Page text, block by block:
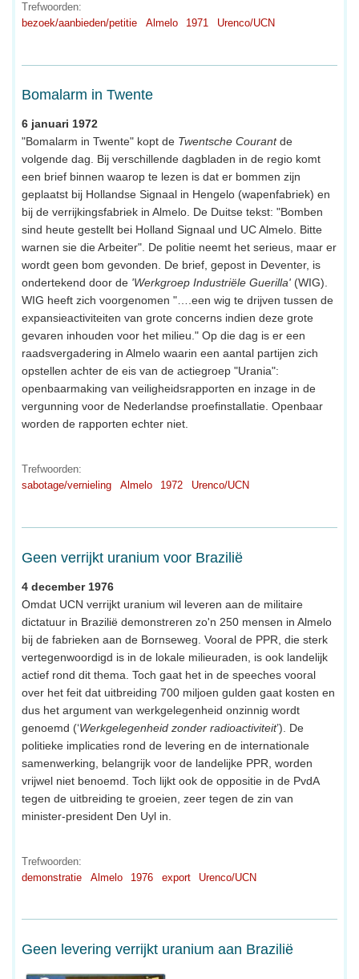
Trefwoorden:
bezoek/aanbieden/petitie
Almelo 1971 Urenco/UCN
Bomalarm in Twente
6 januari 1972
"Bomalarm in Twente" kopt de Twentsche Courantde
volgende dag. Bij verschillende dagbladen in de regio komt
een brief binnen waarop te lezen is dat er bommen zijn
geplaatst bij Hollandse Signaal in Hengelo (wapenfabriek) en
bij de verrijkingsfabriek in Almelo. De Duitse tekst: "Bomben
sind heute gestellt bei Holland Signaal und UC Almelo. Bitte
warnen sie die Arbeiter". De politie neemt het serieus, maar er
wordt geen bom gevonden. De brief, gepost in Deventer, is
ondertekend door de 'Werkgroep Industriële Guerilla' (WIG).
WIG heeft zich voorgenomen "….een wig te drijven tussen de
expansieactiviteiten van grote concerns indien deze grote
gevaren inhouden voor het milieu." Op die dag is er een
raadsvergadering in Almelo waarin een aantal partijen zich
opstellen achter de eis van de actiegroep "Urania":
openbaarmaking van veiligheidsrapporten en inzage in de
vergunning voor de Nederlandse proefinstallatie. Openbaar
worden de rapporten echter niet.
Trefwoorden:
sabotage/vernieling
Almelo 1972 Urenco/UCN
Geen verrijkt uranium voor Brazilië
4 december 1976
Omdat UCN verrijkt uranium wil leveren aan de militaire
dictatuur in Brazilië demonstreren zo'n 250 mensen in Almelo
bij de fabrieken aan de Bornseweg. Vooral de PPR, die sterk
vertegenwoordigd is in de lokale milieuraden, is ook landelijk
actief rond dit thema. Toch gaat het in de speeches vooral
over het feit dat uitbreiding 700 miljoen gulden gaat kosten en
dus het argument van werkgelegenheid onzinnig wordt
genoemd (‘Werkgelegenheid zonder radioactiviteit’). De
politieke implicaties rond de levering en de internationale
samenwerking, belangrijk voor de landelijke PPR, worden
vrijwel niet benoemd. Toch lijkt ook de oppositie in de PvdA
tegen de uitbreiding te groeien, zeer tegen de zin van
minister-president Den Uyl in.
Trefwoorden:
demonstratie
Almelo 1976 export Urenco/UCN
Geen levering verrijkt uranium aan Brazilië